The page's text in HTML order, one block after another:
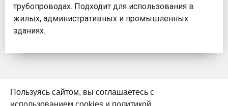
Пользуясь сайтом, вы соглашаетесь с
использованием cookies и политикой
трубопроводах. Подходит для использования в
жилых, административных и промышленных
зданиях.